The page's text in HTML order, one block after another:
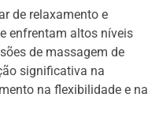
de relaxamento e
enfrentam altos níveis
de massagem de
significativa na
na flexibilidade e na